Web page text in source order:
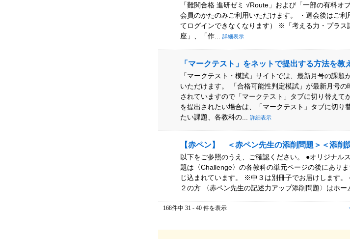
「難関合格 進研ゼミ √Route」および「一部の有料
会員のかたのみご利用いただけます。 ・退会後はご
てログインできなくなります） ※「考える力・プラス
座」、「作...
詳細表示
「マークテスト」をネットで提出する方法を教
「マークテスト・模試」サイトでは、最新月号の課
いただけます。 「合格可能性判定模試」が最新月号
されていますので「マークテスト」タブに切り替えて
を提出されたい場合は、「マークテスト」タブに切り
たい課題、各教科の...
詳細表示
【赤ペン】 ＜赤ペン先生の添削問題＞＜添削
以下をご参照のうえ、ご確認ください。 ●オリジナル
題は〈Challenge〉の各教科の単元ページの後にあり
じ込まれています。 ※中３は別冊子でお届けします
２の方 〈赤ペン先生の記述力アップ添削問題〉はホー
168件中 31 - 40 件を表示